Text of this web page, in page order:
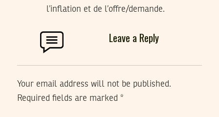
l’inflation et de l’offre/demande.
Leave a Reply
Your email address will not be published.
Required fields are marked *